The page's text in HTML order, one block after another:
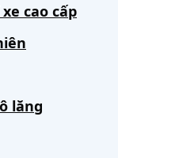
cao cấp
lăng